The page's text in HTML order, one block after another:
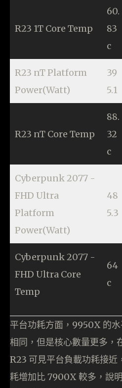
R23 1T Core Temp
60.
83
c
R23 nT Platform
Power(Watt)
39
5.1
R23 nT Core Temp
88.
32
c
Cyberpunk 2077 -
FHD Ultra
Platform
Power(Watt)
48
5.3
Cyberpunk 2077 -
FHD Ultra Core
Temp
64
c
平台功耗方面，9950X 的
相同，但是核心數量更多
R23 可見平台負載功耗接
耗增加比 7900X 較多，說